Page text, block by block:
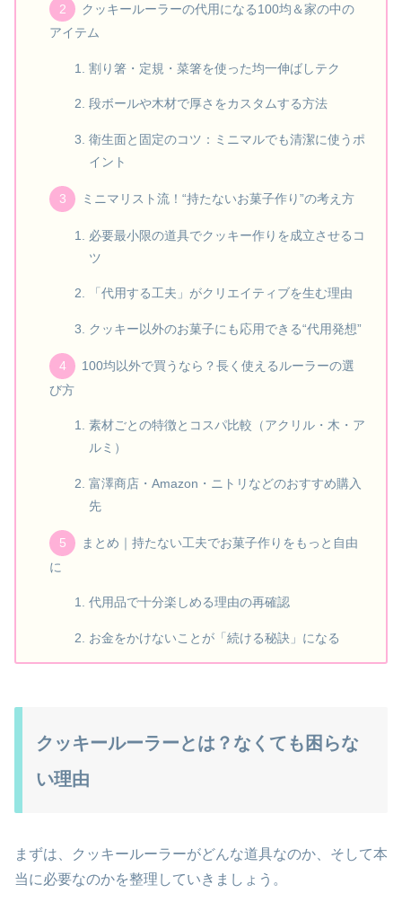
クッキールーラーの代用になる100均＆家の中の
アイテム
割り箸・定規・菜箸を使った均一伸ばしテク
段ボールや木材で厚さをカスタムする方法
衛生面と固定のコツ：ミニマルでも清潔に使うポ
イント
ミニマリスト流！“持たないお菓子作り”の考え方
必要最小限の道具でクッキー作りを成立させるコ
ツ
「代用する工夫」がクリエイティブを生む理由
クッキー以外のお菓子にも応用できる“代用発想”
100均以外で買うなら？長く使えるルーラーの選
び方
素材ごとの特徴とコスパ比較（アクリル・木・ア
ルミ）
富澤商店・Amazon・ニトリなどのおすすめ購入
先
まとめ｜持たない工夫でお菓子作りをもっと自由
に
代用品で十分楽しめる理由の再確認
お金をかけないことが「続ける秘訣」になる
クッキールーラーとは？なくても困らな
い理由
まずは、クッキールーラーがどんな道具なのか、そして本
当に必要なのかを整理していきましょう。